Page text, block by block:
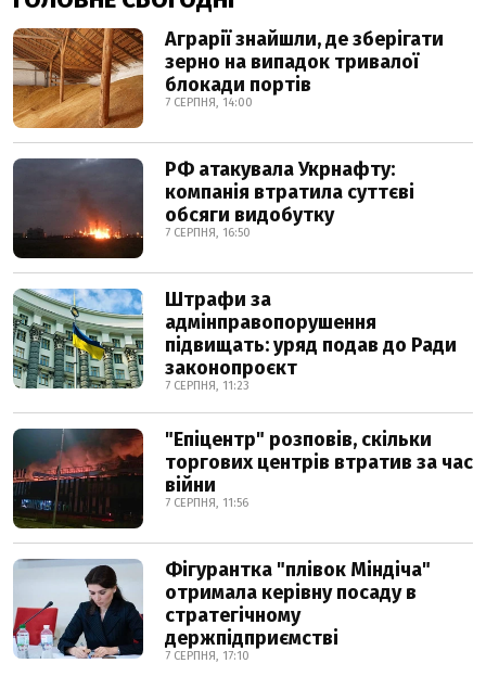
Аграрії знайшли, де зберігати
зерно на випадок тривалої
блокади портів
7 СЕРПНЯ, 14:00
РФ атакувала Укрнафту:
компанія втратила суттєві
обсяги видобутку
7 СЕРПНЯ, 16:50
Штрафи за
адмінправопорушення
підвищать: уряд подав до Ради
законопроєкт
7 СЕРПНЯ, 11:23
"Епіцентр" розповів, скільки
торгових центрів втратив за час
війни
7 СЕРПНЯ, 11:56
Фігурантка "плівок Міндіча"
отримала керівну посаду в
стратегічному
держпідприємстві
7 СЕРПНЯ, 17:10